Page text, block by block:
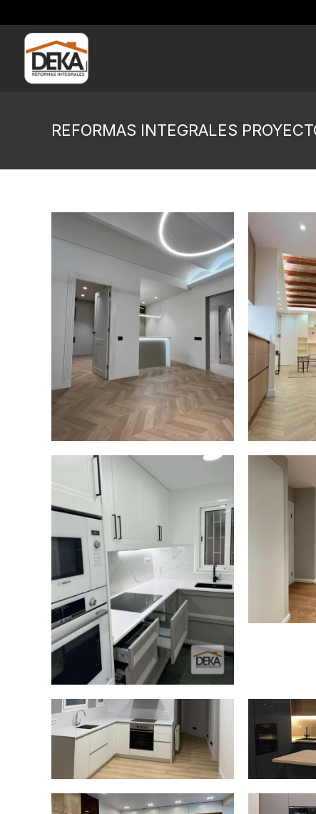
REFORMAS INTEGRALES